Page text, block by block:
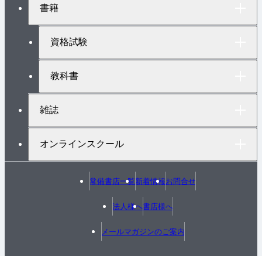
書籍
資格試験
教科書
雑誌
オンラインスクール
常備書店一覧新着情報お問合せ
法人様へ書店様へ
メールマガジンのご案内